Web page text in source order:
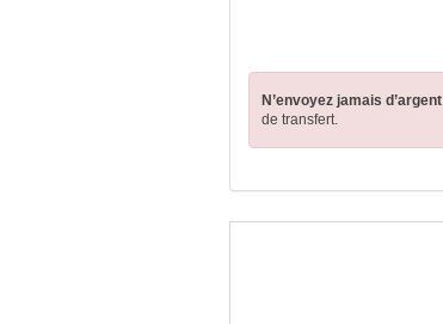
N’envoyez jamais d’argent
de transfert.